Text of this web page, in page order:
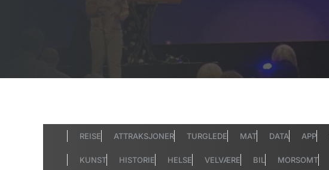
REISE ATTRAKSJONER TURGLEDE MAT DATA APP
KUNST HISTORIE HELSE VELVÆRE BIL MORSOMT